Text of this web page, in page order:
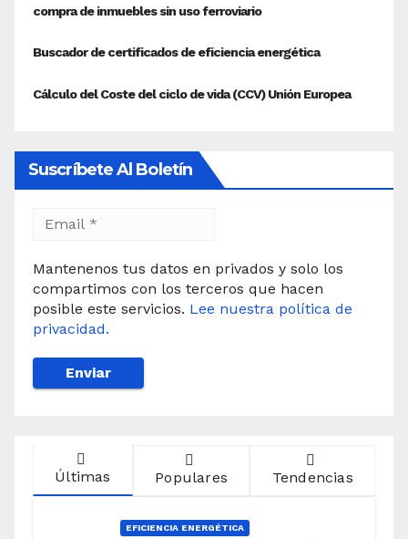
Suscríbete Al Boletín
Mantenenos tus datos en privados y solo los
compartimos con los terceros que hacen
posible este servicios. Lee nuestra política de
privacidad.
Últimas Populares Tendencias
EFICIENCIA ENERGÉTICA